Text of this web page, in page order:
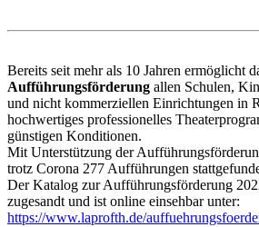
Bereits seit mehr als 10 Jahren ermöglicht
Aufführungsförderung allen Schulen,
und nicht kommerziellen Einrichtungen in
hochwertiges professionelles
günstigen Konditionen.
Mit Unterstützung der
trotz Corona 277 Aufführungen
Der Katalog zur Aufführungsförderung
zugesandt und ist online einsehbar unter:
https://www.laprofth.de/